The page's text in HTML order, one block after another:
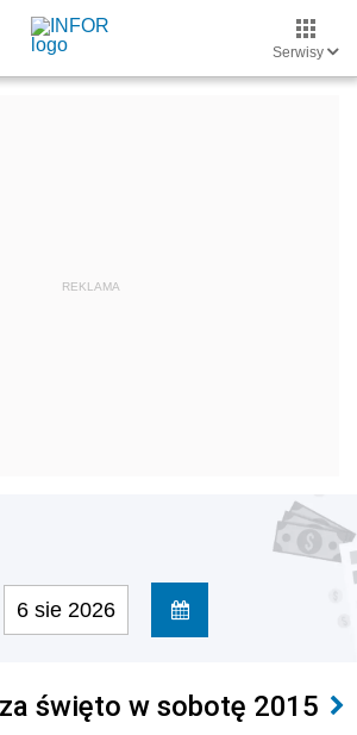
Serwisy
6 sie 2026
święto w sobotę 2015